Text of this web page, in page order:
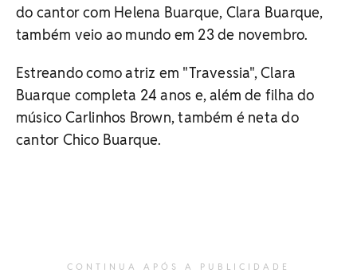
do cantor com Helena Buarque, Clara Buarque,
também veio ao mundo em 23 de novembro.
Estreando como atriz em "Travessia", Clara
Buarque completa 24 anos e, além de filha do
músico Carlinhos Brown, também é neta do
cantor Chico Buarque.
CONTINUA APÓS A PUBLICIDADE